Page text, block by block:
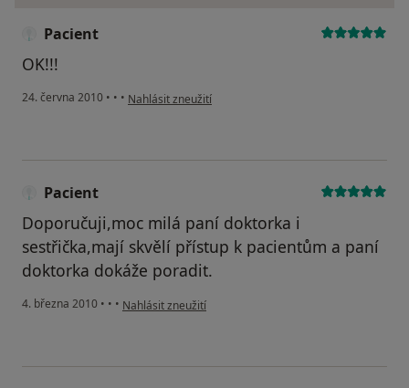
Pacient
OK!!!
24. června 2010 • • • podle názoru uživatele Pacient
Nahlásit zneužití
Pacient
Doporučuji,moc milá paní doktorka i
sestřička,mají skvělí přístup k pacientům a paní
doktorka dokáže poradit.
4. března 2010 • • • podle názoru uživatele Pacient
Nahlásit zneužití